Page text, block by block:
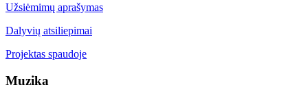
Užsiėmimų aprašymas
Dalyvių atsiliepimai
Projektas spaudoje
Muzika